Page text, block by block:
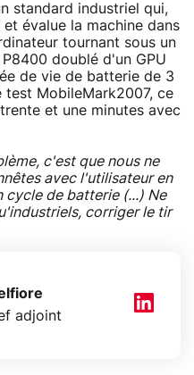
standard industriel qui,
évalue la machine dans
tournant sous un
doublé d'un GPU
de vie de batterie de 3
test MobileMark2007, ce
et une minutes avec
c'est que nous ne
avec l'utilisateur en
cycle de batterie (...) Ne
corriger le tir
adjoint